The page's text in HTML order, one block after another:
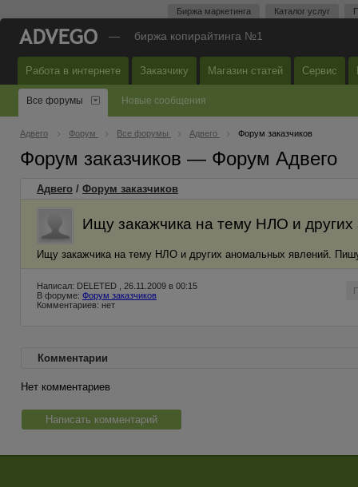
Биржа маркетинга Каталог услуг
— биржа копирайтинга №1
Работа в интернете Заказчику Магазин статей Сервис
Все форумы Новые сообщения
Адвего Форум Все форумы Адвего Форум заказчиков
Форум заказчиков — Форум Адвего
Адвего / Форум заказчиков
Ищу закажчика на тему НЛО и
Ищу закажчика на тему НЛО и других аномальных явлений.
Написал: DELETED , 26.11.2009 в 00:15
В форуме: Форум заказчиков
Комментариев: нет
Комментарии
Нет комментариев
Написать комментарий